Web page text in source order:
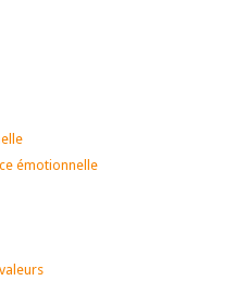
émotionnelle